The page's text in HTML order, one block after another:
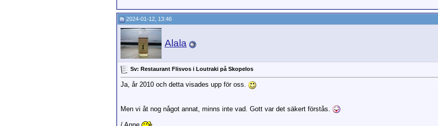
2024-01-12, 13:46
Alala
Sv: Restaurant Flisvos i Loutraki på Skopelos
Ja, år 2010 och detta visades upp för oss.
Men vi åt nog något annat, minns inte vad. Gott var det säkert förstås.